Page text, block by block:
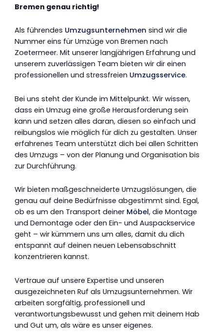
Bremen genau richtig!
Als führendes Umzugsunternehmen sind wir die
Nummer eins für Umzüge von Bremen nach
Zoetermeer. Mit unserer langjährigen Erfahrung und
unserem zuverlässigen Team bieten wir dir einen
professionellen und stressfreien Umzugsservice.
Bei uns steht der Kunde im Mittelpunkt. Wir wissen,
dass ein Umzug eine große Herausforderung sein
kann und setzen alles daran, diesen so einfach und
reibungslos wie möglich für dich zu gestalten. Unser
erfahrenes Team unterstützt dich bei allen Schritten
des Umzugs – von der Planung und Organisation bis
zur Durchführung.
Wir bieten maßgeschneiderte Umzugslösungen, die
genau auf deine Bedürfnisse abgestimmt sind. Egal,
ob es um den Transport deiner Möbel, die Montage
und Demontage oder den Ein- und Auspackservice
geht – wir kümmern uns um alles, damit du dich
entspannt auf deinen neuen Lebensabschnitt
konzentrieren kannst.
Vertraue auf unsere Expertise und unseren
ausgezeichneten Ruf als Umzugsunternehmen. Wir
arbeiten sorgfältig, professionell und
verantwortungsbewusst und gehen mit deinem Hab
und Gut um, als wäre es unser eigenes.